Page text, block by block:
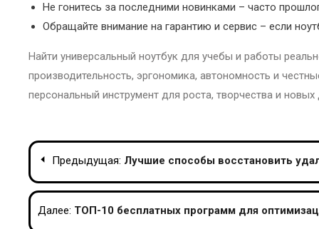
Не гонитесь за последними новинками – часто
Обращайте внимание на гарантию и сервис – если
Найти универсальный ноутбук для учебы и работы
производительность, эргономика, автономность и
персональный инструмент для роста, творчества и
Навигация
по
записям
Предыдущая: Лучшие способы восстановить
Далее: ТОП-10 бесплатных программ для